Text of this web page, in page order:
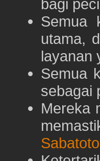
bagi
Semua
utama,
layanan
Semua
sebagai
Mereka
Sabatoto